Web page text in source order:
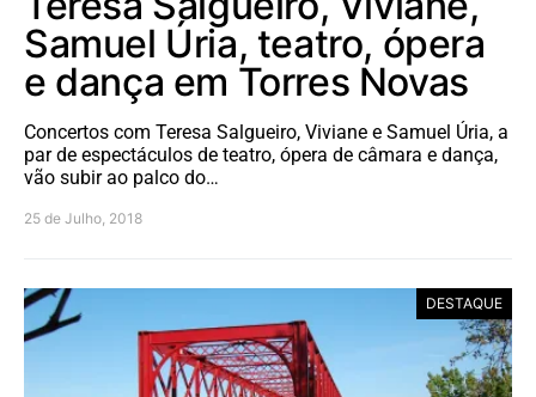
Samuel Úria, teatro, ópera
e dança em Torres Novas
Concertos com Teresa Salgueiro, Viviane e Samuel Úria, a
par de espectáculos de teatro, ópera de câmara e dança,
vão subir ao palco do…
25 de Julho, 2018
DESTAQUE